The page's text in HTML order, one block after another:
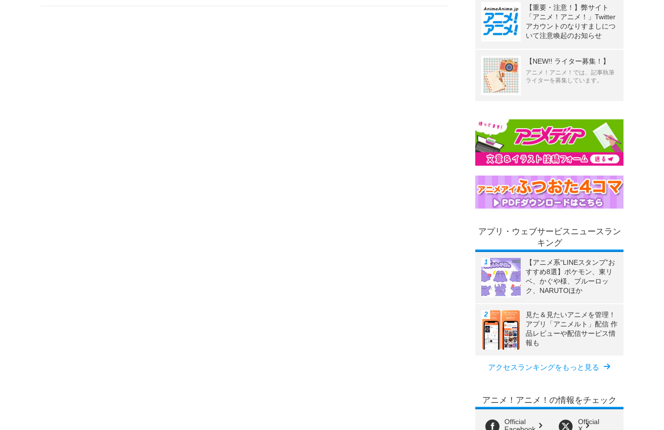
【重要・注意！】弊サイト
「アニメ！アニメ！」Twitter
アカウントのなりすましにつ
いて注意喚起のお知らせ
【NEW!! ライター募集！】
アニメ！アニメ！では、記事執筆
ライターを募集しています。
アプリ・ウェブサービスニュースラン
キング
【アニメ系“LINEスタンプ”お
すすめ8選】ポケモン、東リ
ベ、かぐや様、ブルーロッ
ク、NARUTOほか
見た＆見たいアニメを管理！
アプリ「アニメルト」配信 作
品レビューや配信サービス情
報も
アクセスランキングをもっと見る
アニメ！アニメ！の情報をチェック
Official
Official